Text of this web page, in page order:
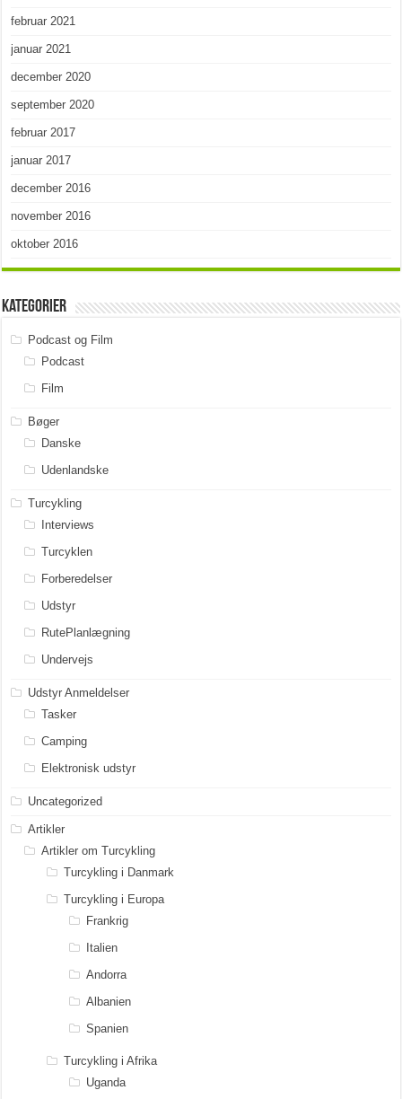
februar 2021
januar 2021
december 2020
september 2020
februar 2017
januar 2017
december 2016
november 2016
oktober 2016
Kategorier
Podcast og Film
Podcast
Film
Bøger
Danske
Udenlandske
Turcykling
Interviews
Turcyklen
Forberedelser
Udstyr
RutePlanlægning
Undervejs
Udstyr Anmeldelser
Tasker
Camping
Elektronisk udstyr
Uncategorized
Artikler
Artikler om Turcykling
Turcykling i Danmark
Turcykling i Europa
Frankrig
Italien
Andorra
Albanien
Spanien
Turcykling i Afrika
Uganda